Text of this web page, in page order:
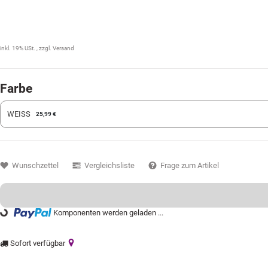
inkl. 19% USt. , zzgl. Versand
Farbe
WEISS 25,99 €
Loading... Komponenten werden geladen ...
Sofort verfügbar
Wunschzettel Vergleichsliste Frage zum Artikel